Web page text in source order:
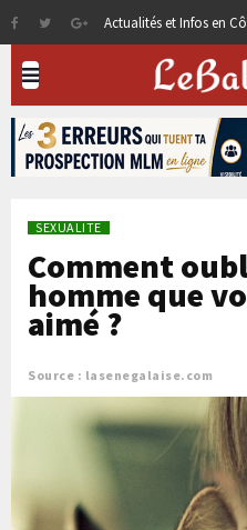
Actualités et Infos en
SEXUALITE
Comment
homme que
aimé ?
Source : lasenegalaise.com